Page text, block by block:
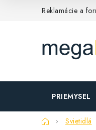
Reklamácie a
PRIEMYSEL
DomovSvietidlá